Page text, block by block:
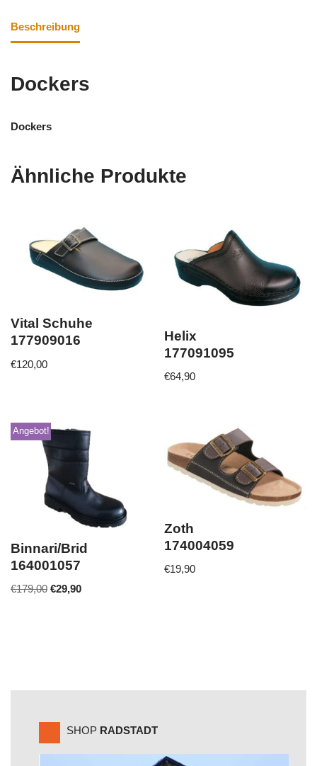
Beschreibung
Dockers
Dockers
Ähnliche Produkte
Vital Schuhe
177909016
€120,00
Helix
177091095
€64,90
Angebot!
Binnari/Brid
164001057
€179,00 €29,90
Zoth
174004059
€19,90
SHOP RADSTADT